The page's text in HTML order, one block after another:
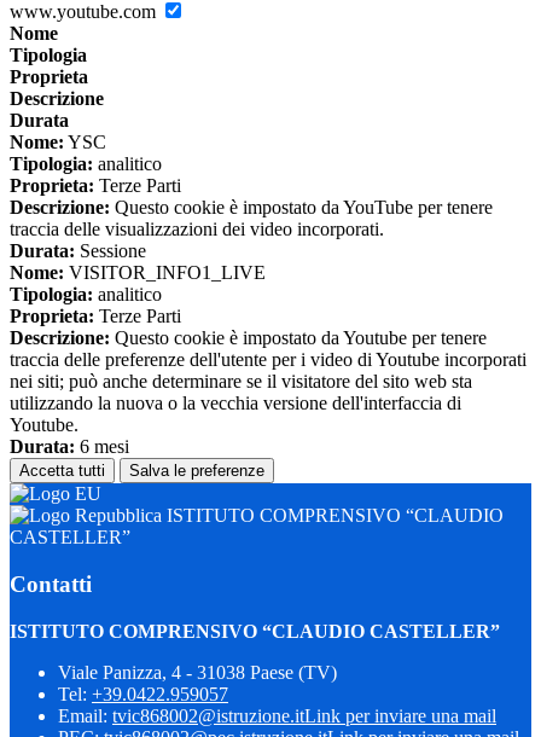
www.youtube.com
Nome
Tipologia
Proprieta
Descrizione
Durata
Nome: YSC
Tipologia: analitico
Proprieta: Terze Parti
Descrizione: Questo cookie è impostato da YouTube per tenere
traccia delle visualizzazioni dei video incorporati.
Durata: Sessione
Nome: VISITOR_INFO1_LIVE
Tipologia: analitico
Proprieta: Terze Parti
Descrizione: Questo cookie è impostato da Youtube per tenere
traccia delle preferenze dell'utente per i video di Youtube incorporati
nei siti; può anche determinare se il visitatore del sito web sta
utilizzando la nuova o la vecchia versione dell'interfaccia di
Youtube.
Durata: 6 mesi
Accetta tutti Salva le preferenze
ISTITUTO COMPRENSIVO “CLAUDIO
CASTELLER”
Contatti
ISTITUTO COMPRENSIVO “CLAUDIO CASTELLER”
Viale Panizza, 4 - 31038 Paese (TV)
Tel: +39.0422.959057
Email: tvic868002@istruzione.itLink per inviare una mail